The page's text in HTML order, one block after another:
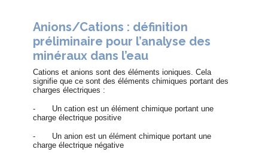
Anions/Cations : définition
préliminaire pour l’analyse des
minéraux dans l’eau
Cations et anions sont des éléments ioniques. Cela
signifie que ce sont des éléments chimiques portant des
charges électriques :
-
Un cation est un élément chimique portant une
charge électrique positive
-
Un anion est un élément chimique portant une
charge électrique négative